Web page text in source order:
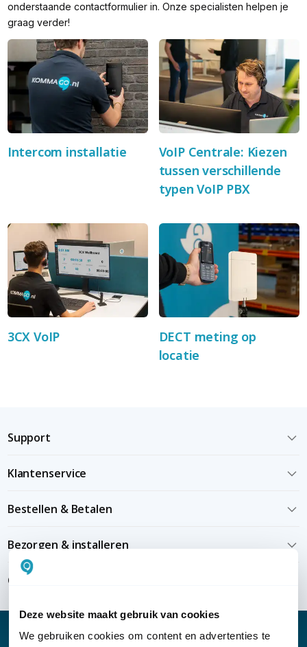
Deze website maakt gebruik van cookies
We gebruiken cookies om content en advertenties te
onderstaande contactformulier in. Onze specialisten helpen je
graag verder!
Intercom installatie
VoIP Centrale: Kiezen
tussen verschillende
typen VoIP PBX
3CX VoIP
DECT meting op
locatie
Support
Klantenservice
Bestellen & Betalen
Bezorgen & installeren
Over KommaGo